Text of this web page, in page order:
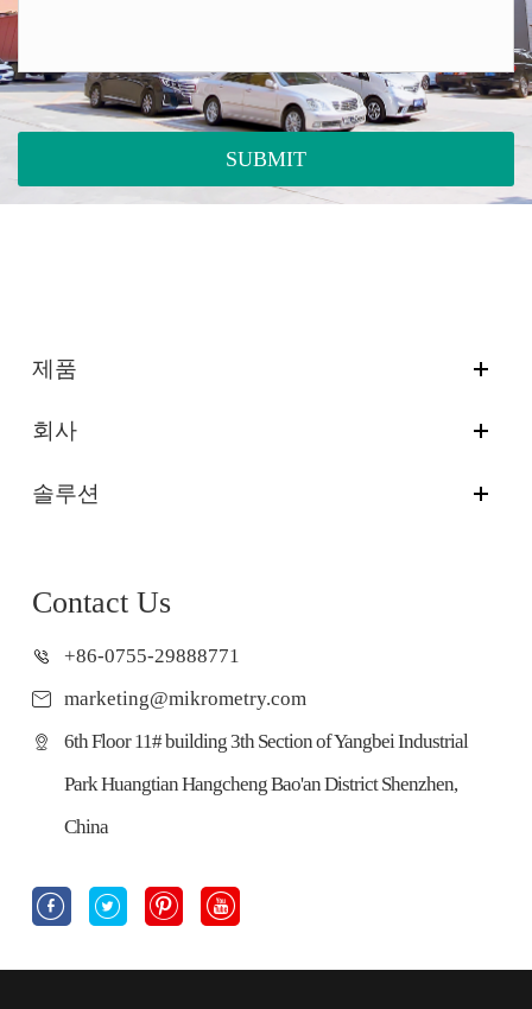
SUBMIT
제품
회사
솔루션
Contact Us
+86-0755-29888771
marketing@mikrometry.com
6th Floor 11# building 3th Section of Yangbei Industrial
Park Huangtian Hangcheng Bao'an District Shenzhen,
China
   